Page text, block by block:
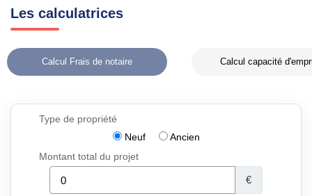
Les calculatrices
Calcul Frais de notaire Calcul capacité